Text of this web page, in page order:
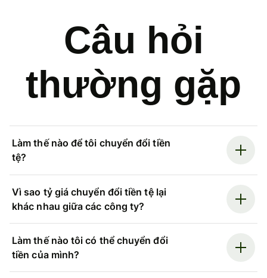
Câu hỏi
thường gặp
Làm thế nào để tôi chuyển đổi tiền
tệ?
Vì sao tỷ giá chuyển đổi tiền tệ lại
khác nhau giữa các công ty?
Làm thế nào tôi có thể chuyển đổi
tiền của mình?